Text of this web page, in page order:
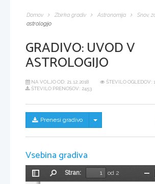
Domov Zbirka gradiv Astronomija Snov,
astrologijo
GRADIVO:UVOD V
ASTROLOGIJO
NA VOLJO OD: 21.12.2018
ŠTEVILO OGLEDOV:
ŠTEVILO PRENOSOV: 2453
Prenesi gradivo Skrij/prikaži meni
Vsebina gradiva
Preklopi
Stran:
od 2